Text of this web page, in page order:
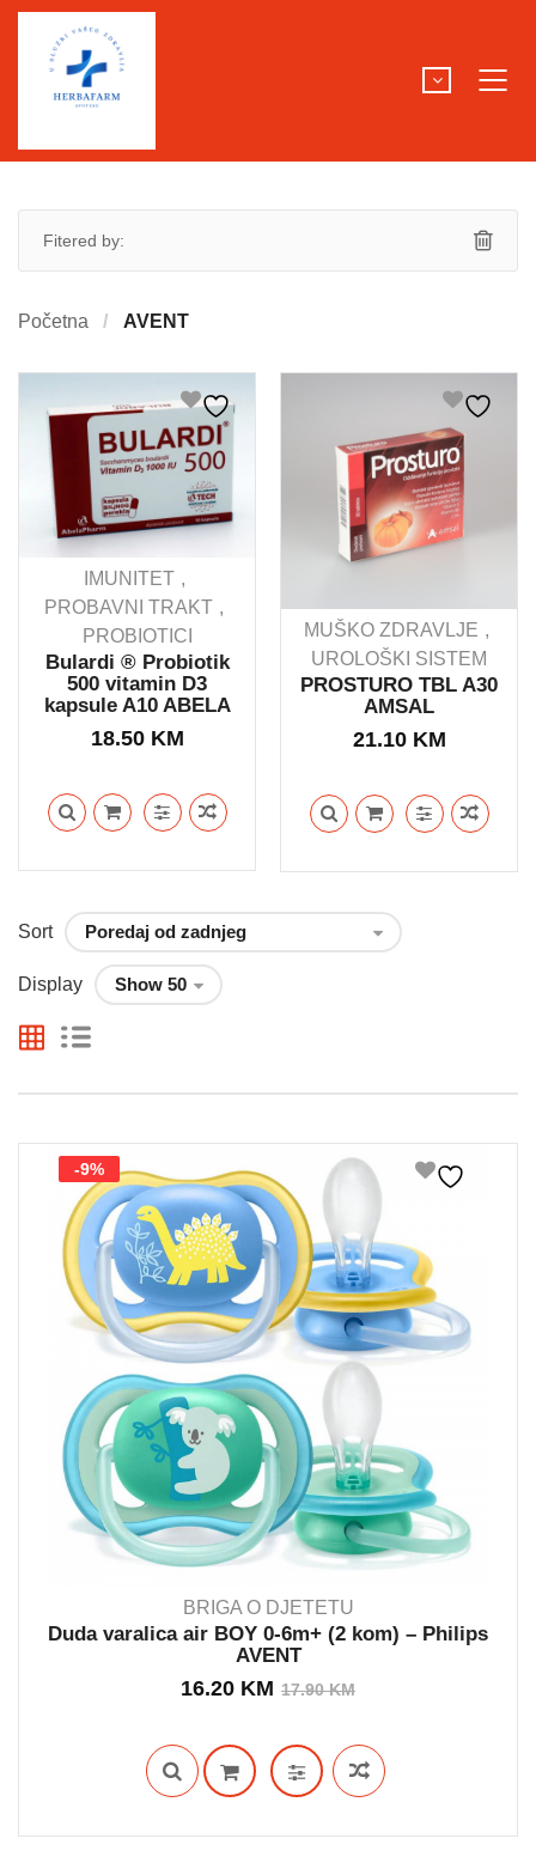
Fitered by:
Početna AVENT
IMUNITET
PROBAVNI TRAKT
PROBIOTICI
Bulardi ® Probiotik
500 vitamin D3
kapsule A10 ABELA
18.50 KM
MUŠKO ZDRAVLJE
UROLOŠKI SISTEM
PROSTURO TBL A30
AMSAL
21.10 KM
Sort
Display
-9%
BRIGA O DJETETU
Duda varalica air BOY 0-6m+ (2 kom) – Philips
AVENT
17.90KMIzvorna
bila
je:
17.90 KM.
16.20 KM
Trenutna
je:
16.20 KM.